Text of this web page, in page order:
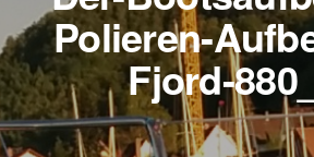
Polieren-
Fjord-